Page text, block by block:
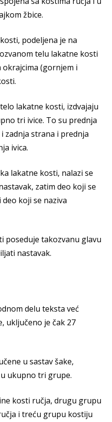
žbice.
podeljena je na
telu lakatne kosti
(gornjem i
lakatne kosti, izdvajaju
tri ivice. To su prednja
zadnja strana i prednja
ivica.
lakatne kosti, nalazi se
zatim deo koji se
koji se naziva
poseduje takozvanu glavu
nastavak.
delu teksta već
uključeno je čak 27
u sastav šake,
ukupno tri grupe.
kosti ručja, drugu grupu
i treću grupu kostiju